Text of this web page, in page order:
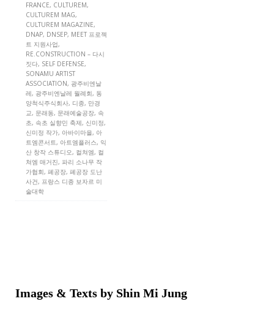
FRANCE, CULTUREM,
CULTUREM MAG,
CULTUREM MAGAZINE,
DNAP, DNSEP, MEET 프로젝
트 지원사업,
RE.CONSTRUCTION – 다시
짓다, SELF DEFENSE,
SONAMU ARTIST
ASSOCIATION, 광주비엔날
레, 광주비엔날레 월례회, 동
양척식주식회사, 디종, 만경
교, 문래동, 문래예술공장, 속
초, 속초 실향민 축제, 신미정,
신미정 작가, 아바이마을, 아
트엠콘서트, 아트엠플러스, 익
산 창작 스튜디오, 컬쳐엠, 컬
쳐엠 매거진, 파리 소나무 작
가협회, 폐공장, 폐공장 도난
사건, 프랑스 디종 보자르 미
술대학
Images & Texts by Shin Mi Jung